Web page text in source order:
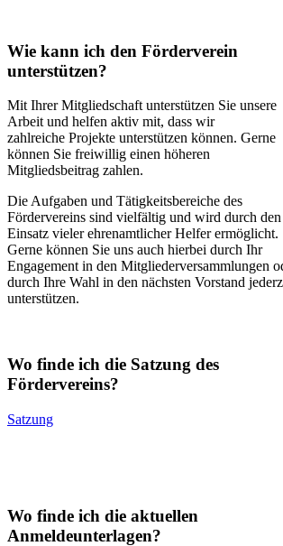
Wie kann ich den Förderverein
unterstützen?
Mit Ihrer Mitgliedschaft unterstützen Sie unsere
Arbeit und helfen aktiv mit, dass wir
zahlreiche Projekte unterstützen können. Gerne
können Sie freiwillig einen höheren
Mitgliedsbeitrag zahlen.
Die Aufgaben und Tätigkeitsbereiche des
Fördervereins sind vielfältig und wird durch den
Einsatz vieler ehrenamtlicher Helfer ermöglicht.
Gerne können Sie uns auch hierbei durch Ihr
Engagement in den Mitgliederversammlungen
durch Ihre Wahl in den nächsten Vorstand
unterstützen.
Wo finde ich die Satzung des
Fördervereins?
Satzung
Wo finde ich die aktuellen
Anmeldeunterlagen?